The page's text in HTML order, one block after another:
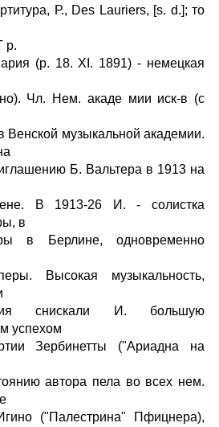
Р., Des Lauriers, [s. d.]; то
р.
(р. 18. XI. 1891) - немецкая
Чл. Нем. акаде мии иск-в (с
Венской музыкальной академии.
Б. Вальтера в 1913 на
В 1913-26 И. - солистка
в
в Берлине, одновременно
Высокая музыкальность,
снискали И. большую
успехом
Зербинетты ("Ариадна на
автора пела во всех нем.
("Палестрина" Пфицнера),